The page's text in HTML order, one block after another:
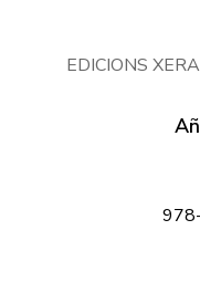
EDICIONS